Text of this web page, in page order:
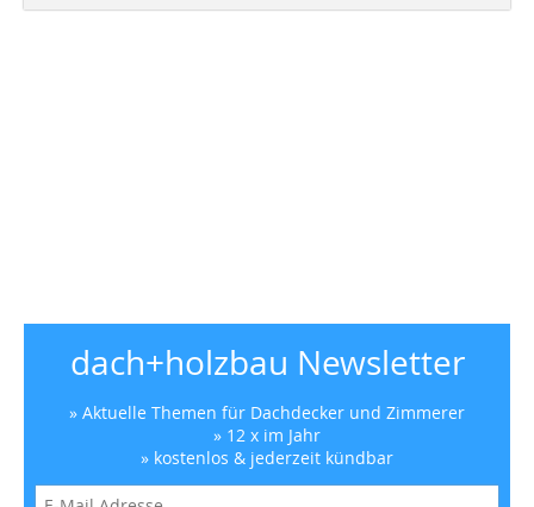
dach+holzbau Newsletter
» Aktuelle Themen für Dachdecker und Zimmerer
» 12 x im Jahr
» kostenlos & jederzeit kündbar